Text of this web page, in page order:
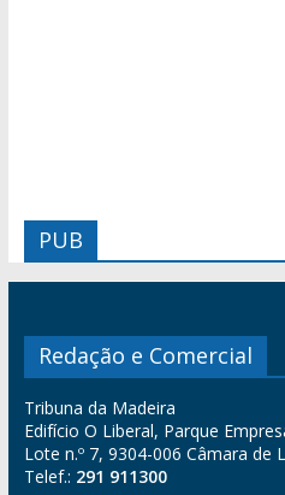
PUB
Redação e Comercial
Tribuna da Madeira
Edifício O Liberal, Parque
Lote n.º 7, 9304-006 Câmara de
Telef.: 291 911300